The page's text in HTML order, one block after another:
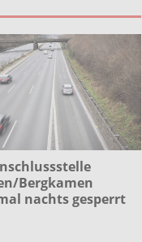
Bergkamen
nachts gesperrt